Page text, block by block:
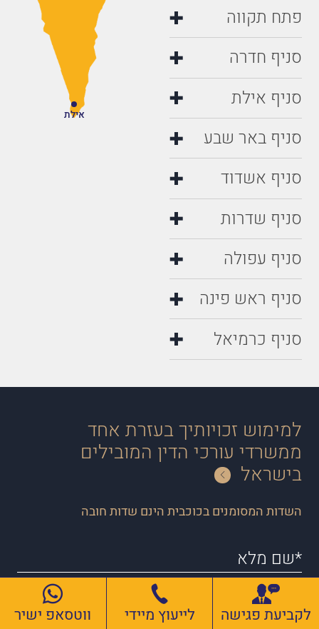
לקביעת פגישה לייעוץ מיידי ווטסאפ ישיר
פתח תקווה
סניף חדרה
סניף אילת
סניף באר שבע
סניף אשדוד
סניף שדרות
סניף עפולה
סניף ראש פינה
סניף כרמיאל
אילת
למימוש זכויותיך בעזרת אחד
ממשרדי עורכי הדין המובילים
בישראל
השדות המסומנים בכוכבית הינם שדות חובה